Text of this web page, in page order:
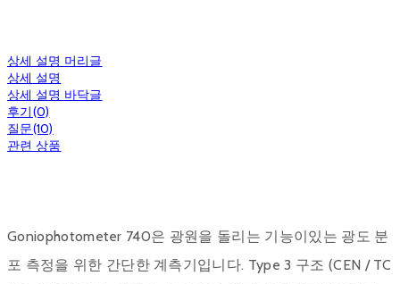
상세 설명 머리글
상세 설명
상세 설명 바닥글
후기(0)
질문(10)
관련 상품
Goniophotometer 740은 광원을 돌리는 기능이있는 광도 분
포 측정을 위한 간단한 계측기입니다. Type 3 구조 (CEN / TC